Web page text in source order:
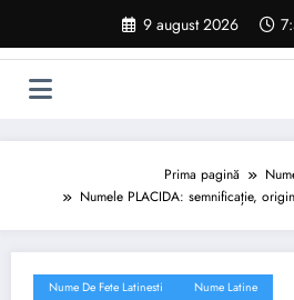
conținut
9 august 2026
Prima pagină
Numele PLACIDA: semnificație,
Nume De Fete Latinesti Nume Latine